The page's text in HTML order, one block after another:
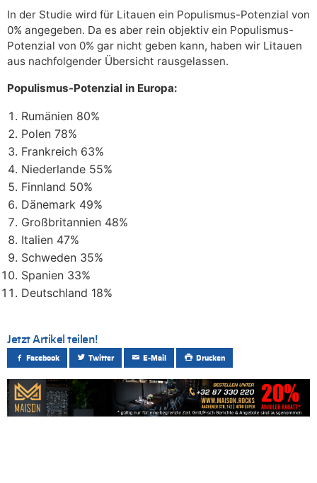
In der Studie wird für Litauen ein Populismus-Potenzial von
0% angegeben. Da es aber rein objektiv ein Populismus-
Potenzial von 0% gar nicht geben kann, haben wir Litauen
aus nachfolgender Übersicht rausgelassen.
Populismus-Potenzial in Europa:
Rumänien 80%
Polen 78%
Frankreich 63%
Niederlande 55%
Finnland 50%
Dänemark 49%
Großbritannien 48%
Italien 47%
Schweden 35%
Spanien 33%
Deutschland 18%
Jetzt Artikel teilen!
Facebook Twitter E-Mail Drucken